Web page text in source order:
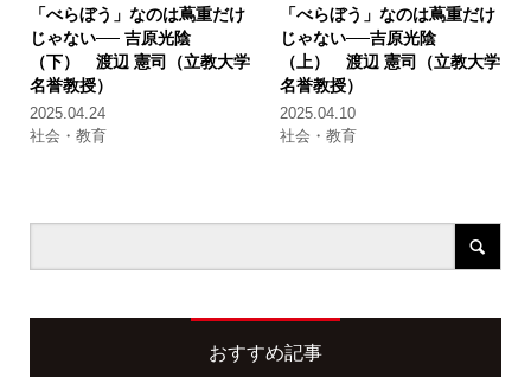
「べらぼう」なのは蔦重だけ
じゃない──吉原光陰
（下） 渡辺 憲司（立教大学
名誉教授）
2025.04.24
社会・教育
「べらぼう」なのは蔦重だけ
じゃない──吉原光陰
（上） 渡辺 憲司（立教大学
名誉教授）
2025.04.10
社会・教育
おすすめ記事